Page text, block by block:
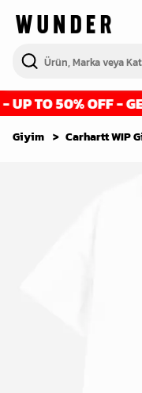
TO 50% OFF -
Giyim Carhartt WIP